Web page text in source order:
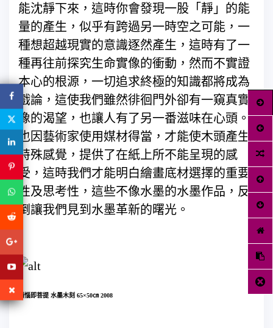
能沈靜下來，這時你會發現一股「靜」的能
量的產生，似乎有跨過另一時空之可能，一
種想超越現實的意識逐然產生，這時有了一
種再往前探究生命實像的衝動，然而不實證
本心的根源，一切追求終極的知識都將成為
戲論，這使我們雖然徘徊門外卻有一窺真實
像的渴望，也讓人有了另一番滋味在心頭。
也因藝術家使用媒材得當，才能使木頭產生
特殊感覺，提供了在紙上所不能呈現的感
受，這時我們才能明白繪畫底材選擇的重要
性及思考性，這些不像水墨的水墨作品，反
倒讓我們見到水墨革新的曙光。
煩惱即菩提 水墨木刻 65×50㎝ 2008